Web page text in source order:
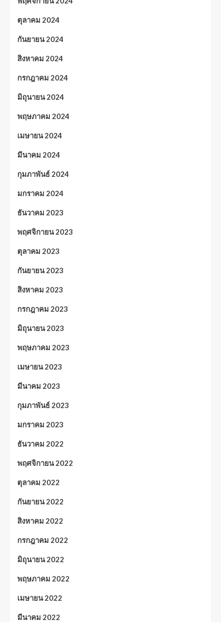
ตุลาคม 2024
กันยายน 2024
สิงหาคม 2024
กรกฎาคม 2024
มิถุนายน 2024
พฤษภาคม 2024
เมษายน 2024
มีนาคม 2024
กุมภาพันธ์ 2024
มกราคม 2024
ธันวาคม 2023
พฤศจิกายน 2023
ตุลาคม 2023
กันยายน 2023
สิงหาคม 2023
กรกฎาคม 2023
มิถุนายน 2023
พฤษภาคม 2023
เมษายน 2023
มีนาคม 2023
กุมภาพันธ์ 2023
มกราคม 2023
ธันวาคม 2022
พฤศจิกายน 2022
ตุลาคม 2022
กันยายน 2022
สิงหาคม 2022
กรกฎาคม 2022
มิถุนายน 2022
พฤษภาคม 2022
เมษายน 2022
มีนาคม 2022